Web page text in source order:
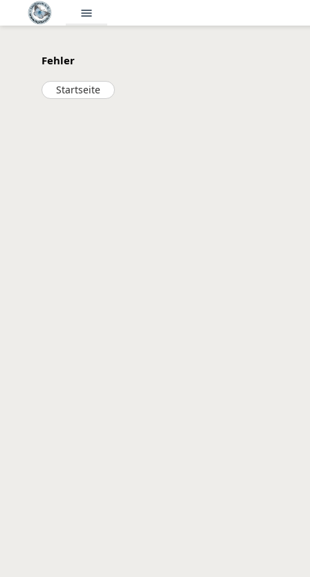
menu
Fehler
Startseite